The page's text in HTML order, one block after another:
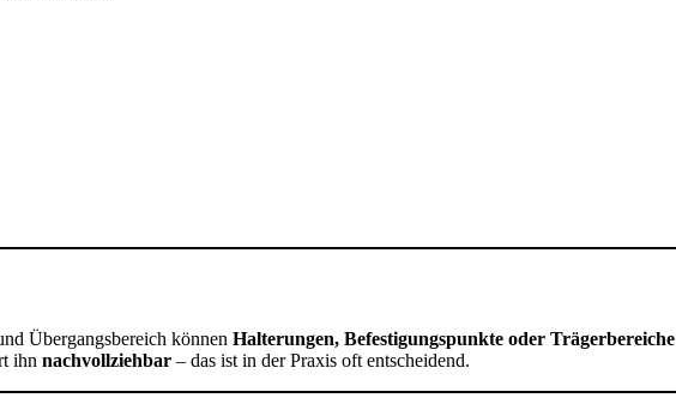
Übergangsbereich können Halterungen, Befestigungspunkte oder Trägerbereiche
ihn nachvollziehbar – das ist in der Praxis oft entscheidend.